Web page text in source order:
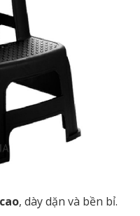
, dày dặn và bền bỉ.